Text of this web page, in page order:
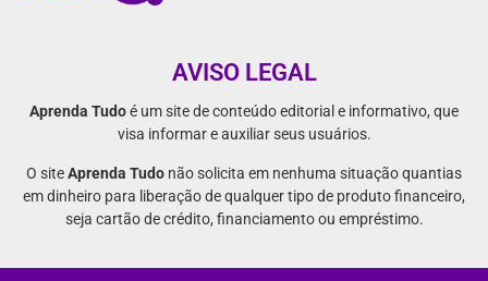
AVISO LEGAL
Aprenda Tudoé um site de conteúdo editorial e informativo, que
visa informar e auxiliar seus usuários.
O siteAprenda Tudo não solicita em nenhuma situação quantias
em dinheiro para liberação de qualquer tipo de produto financeiro,
seja cartão de crédito, financiamento ou empréstimo.